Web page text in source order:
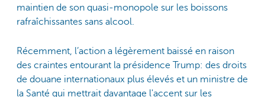
maintien de son quasi-monopole sur les boissons
rafraîchissantes sans alcool.
Récemment, l’action a légèrement baissé en raison
des craintes entourant la présidence Trump: des droits
de douane internationaux plus élevés et un ministre de
la Santé qui mettrait davantage l'accent sur les